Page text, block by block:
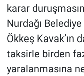
karar
Nurdağı
Ökkeş Kavak’ın
taksirle birden
yaralanmasına